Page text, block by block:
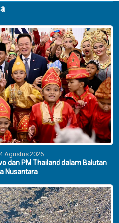
Agustus 2026
dan PM Thailand dalam Balutan
Nusantara